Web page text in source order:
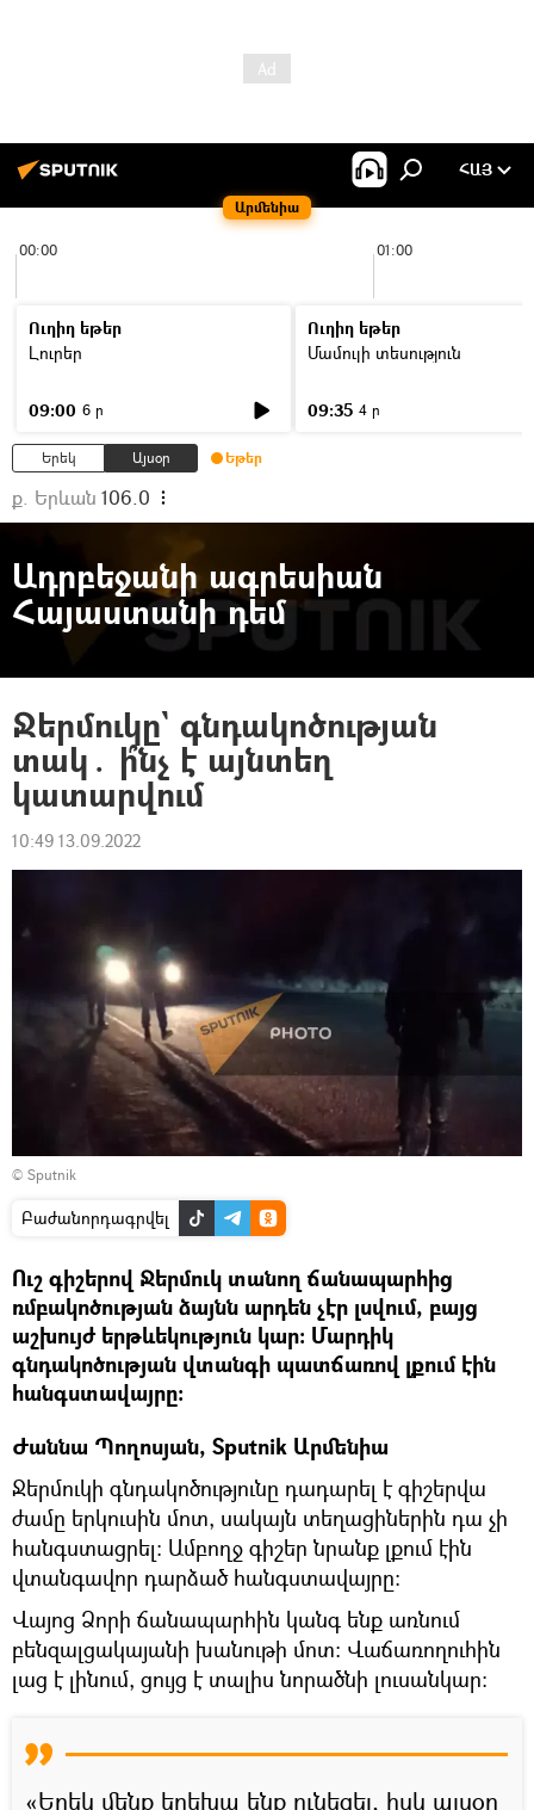
Արմենիա
ՀԱՅ
00:00 01:00
Ուղիղ եթեր
Լուրեր
09:00 6 ր
Ուղիղ եթեր
Մամուլի տեսություն
09:35 4 ր
Երեկ Այսօր Եթեր
ք. Երևան 106.0
Ադրբեջանի ագրեսիան
Հայաստանի դեմ
Ջերմուկը` գնդակոծության
տակ․ ի՞նչ է այնտեղ
կատարվում
10:49 13.09.2022
© Sputnik
Բաժանորդագրվել
Ուշ գիշերով Ջերմուկ տանող ճանապարհից
ռմբակոծության ձայնն արդեն չէր լսվում, բայց
աշխույժ երթևեկություն կար։ Մարդիկ
գնդակոծության վտանգի պատճառով լքում էին
հանգստավայրը։
Ժաննա Պողոսյան, Sputnik Արմենիա
Ջերմուկի գնդակոծությունը դադարել է գիշերվա
ժամը երկուսին մոտ, սակայն տեղացիներին դա չի
հանգստացրել։ Ամբողջ գիշեր նրանք լքում էին
վտանգավոր դարձած հանգստավայրը։
Վայոց Ձորի ճանապարհին կանգ ենք առնում
բենզալցակայանի խանութի մոտ։ Վաճառողուհին
լաց է լինում, ցույց է տալիս նորածնի լուսանկար:
«Երեկ մենք երեխա ենք ունեցել, իսկ այսօր